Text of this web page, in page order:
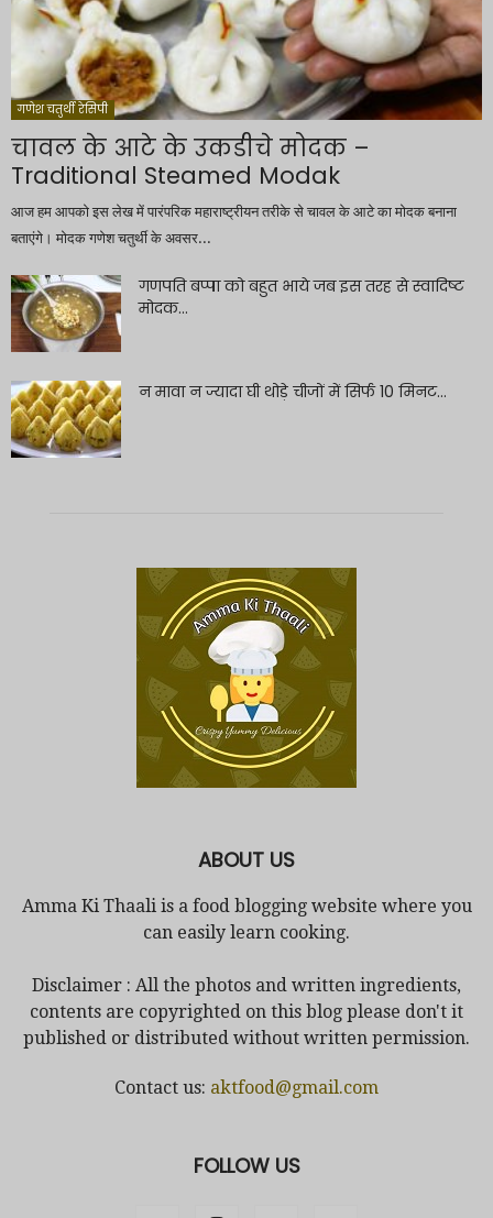
गणेश चतुर्थी रेसिपी
चावल के आटे के उकडीचे मोदक –
Traditional Steamed Modak
आज हम आपको इस लेख में पारंपरिक महाराष्ट्रीयन तरीके से चावल के आटे का मोदक बनाना
बताएंगे। मोदक गणेश चतुर्थी के अवसर...
गणपति बप्पा को बहुत भाये जब इस तरह से स्वादिष्ट
मोदक...
न मावा न ज्यादा घी थोड़े चीजों में सिर्फ 10 मिनट...
ABOUT US
Amma Ki Thaali is a food blogging website where you
can easily learn cooking.
Disclaimer : All the photos and written ingredients,
contents are copyrighted on this blog please don't it
published or distributed without written permission.
Contact us: aktfood@gmail.com
FOLLOW US